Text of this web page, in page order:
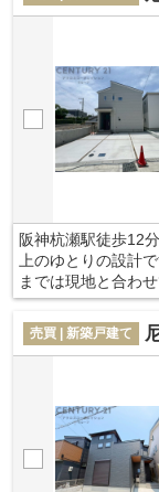
よい生活を送るた
阪神杭瀬駅徒歩12
上のゆとりの設計
までは現地と合わ
す。お気軽にお問
売買 | 新築戸建て